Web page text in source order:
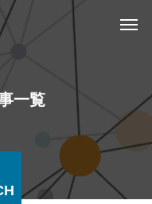
一覧